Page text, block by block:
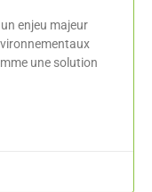
enjeu majeur
une solution